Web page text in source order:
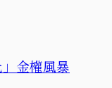
金權風暴